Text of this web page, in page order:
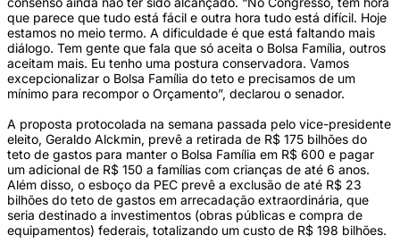
que parece que tudo está fácil e outra hora tudo está difícil. Hoje
estamos no meio termo. A dificuldade é que está faltando mais
diálogo. Tem gente que fala que só aceita o Bolsa Família, outros
aceitam mais. Eu tenho uma postura conservadora. Vamos
excepcionalizar o Bolsa Família do teto e precisamos de um
mínimo para recompor o Orçamento”, declarou o senador.
A proposta protocolada na semana passada pelo vice-presidente
eleito, Geraldo Alckmin, prevê a retirada de R$ 175 bilhões do
teto de gastos para manter o Bolsa Família em R$ 600 e pagar
um adicional de R$ 150 a famílias com crianças de até 6 anos.
Além disso, o esboço da PEC prevê a exclusão de até R$ 23
bilhões do teto de gastos em arrecadação extraordinária, que
seria destinado a investimentos (obras públicas e compra de
equipamentos) federais, totalizando um custo de R$ 198 bilhões.